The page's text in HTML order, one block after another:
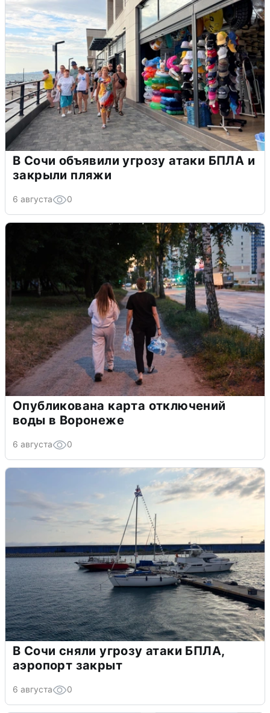
В Сочи объявили угрозу атаки БПЛА и
закрыли пляжи
6 августа 0
Опубликована карта отключений
воды в Воронеже
6 августа 0
В Сочи сняли угрозу атаки БПЛА,
аэропорт закрыт
6 августа 0